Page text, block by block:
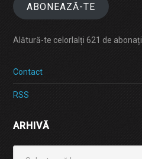
ABONEAZĂ-TE
Alătură-te celorlalți 621 de abonați.
Contact
RSS
ARHIVĂ